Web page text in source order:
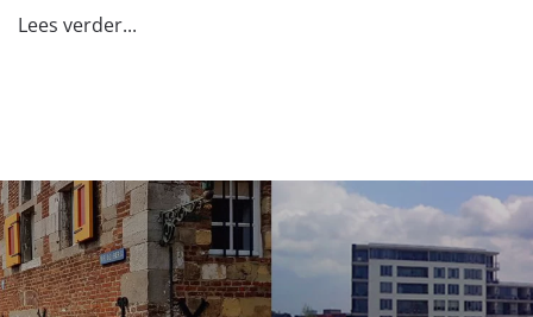
Lees verder...